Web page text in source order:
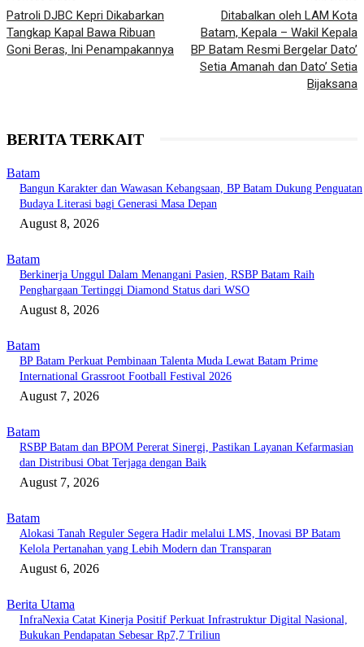
Patroli DJBC Kepri Dikabarkan
Tangkap Kapal Bawa Ribuan
Goni Beras, Ini Penampakannya
Ditabalkan oleh LAM Kota
Batam, Kepala – Wakil Kepala
BP Batam Resmi Bergelar Dato’
Setia Amanah dan Dato’ Setia
Bijaksana
BERITA TERKAIT
Batam
Bangun Karakter dan Wawasan Kebangsaan, BP Batam Dukung Penguatan
Budaya Literasi bagi Generasi Masa Depan
August 8, 2026
Batam
Berkinerja Unggul Dalam Menangani Pasien, RSBP Batam Raih
Penghargaan Tertinggi Diamond Status dari WSO
August 8, 2026
Batam
BP Batam Perkuat Pembinaan Talenta Muda Lewat Batam Prime
International Grassroot Football Festival 2026
August 7, 2026
Batam
RSBP Batam dan BPOM Pererat Sinergi, Pastikan Layanan Kefarmasian
dan Distribusi Obat Terjaga dengan Baik
August 7, 2026
Batam
Alokasi Tanah Reguler Segera Hadir melalui LMS, Inovasi BP Batam
Kelola Pertanahan yang Lebih Modern dan Transparan
August 6, 2026
Berita Utama
InfraNexia Catat Kinerja Positif Perkuat Infrastruktur Digital Nasional,
Bukukan Pendapatan Sebesar Rp7,7 Triliun